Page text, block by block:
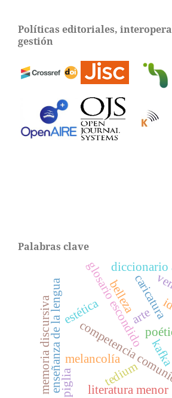
Políticas editoriales,
gestión
Palabras clave
glosario escondido
competencia
diccionario
estética
melancolía
tedium
enseñanza de la lengua caricatura
memoria discursiva literatura menor
piglia
kafka
belleza
arte